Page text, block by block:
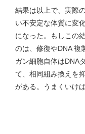
結果は以上で、実際
い不安定な体質に変
になった。もしこの
のは、修復やDNA 複
ガン細胞自体はDNA
て、相同組み換えを
がある。うまくいけ